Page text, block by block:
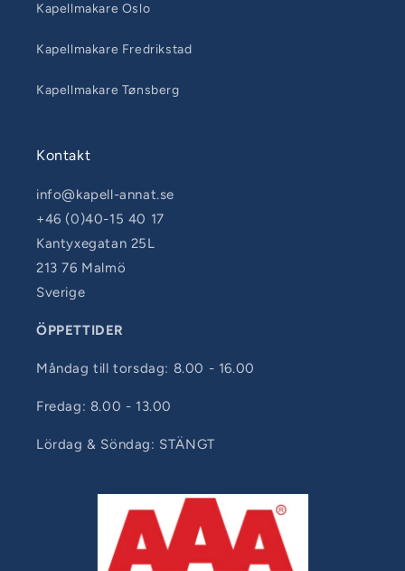
Kapellmakare Oslo
Kapellmakare Fredrikstad
Kapellmakare Tønsberg
Kontakt
info@kapell-annat.se
+46 (0)40-15 40 17
Kantyxegatan 25L
213 76 Malmö
Sverige
ÖPPETTIDER
Måndag till torsdag: 8.00 - 16.00
Fredag: 8.00 - 13.00
Lördag & Söndag: STÄNGT